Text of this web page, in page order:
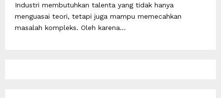
Industri membutuhkan talenta yang tidak hanya
menguasai teori, tetapi juga mampu memecahkan
masalah kompleks. Oleh karena...